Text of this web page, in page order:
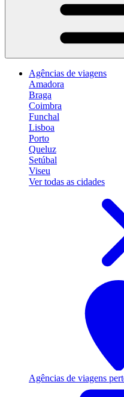
Agências de viagens
Amadora
Braga
Coimbra
Funchal
Lisboa
Porto
Queluz
Setúbal
Viseu
Ver todas as cidades
Agências de viagens